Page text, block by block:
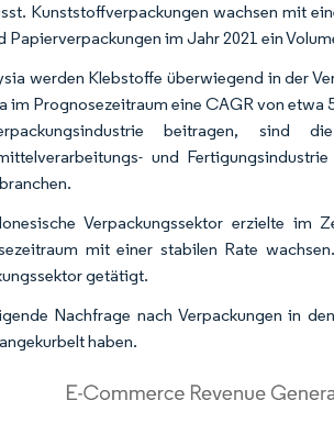
Kunststoffverpackungen wachsen mit
Papierverpackungen im Jahr 2021 ein
werden Klebstoffe überwiegend in der
im Prognosezeitraum eine CAGR von etwa
beitragen, sind
und
Verpackungssektor erzielte im
mit einer stabilen Rate
getätigt.
Nachfrage nach Verpackungen in
haben.